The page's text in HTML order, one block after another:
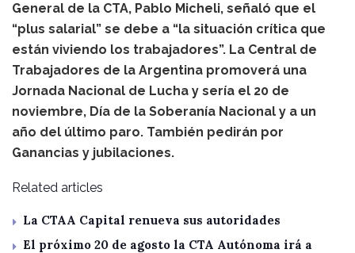
General de la CTA, Pablo Micheli, señaló que el
“plus salarial” se debe a “la situación crítica que
están viviendo los trabajadores”. La Central de
Trabajadores de la Argentina promoverá una
Jornada Nacional de Lucha y sería el 20 de
noviembre, Día de la Soberanía Nacional y a un
año del último paro. También pedirán por
Ganancias y jubilaciones.
Related articles
La CTAA Capital renueva sus autoridades
El próximo 20 de agosto la CTA Autónoma irá a